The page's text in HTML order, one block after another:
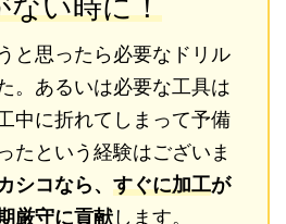
ない時に！
と思ったら必要なドリル
。あるいは必要な工具は
中に折れてしまって予備
たという経験はございま
シコなら、 すぐに加工が
厳守に貢献します。